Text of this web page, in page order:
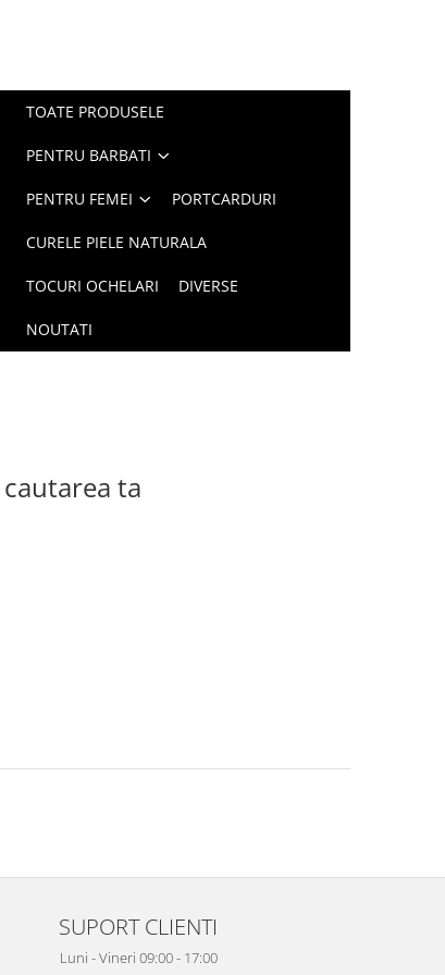
TOATE PRODUSELE
PENTRU BARBATI
PENTRU FEMEI PORTCARDURI
CURELE PIELE NATURALA
TOCURI OCHELARI DIVERSE
NOUTATI
ta
SUPORT CLIENTI
Luni - Vineri 09:00 - 17:00